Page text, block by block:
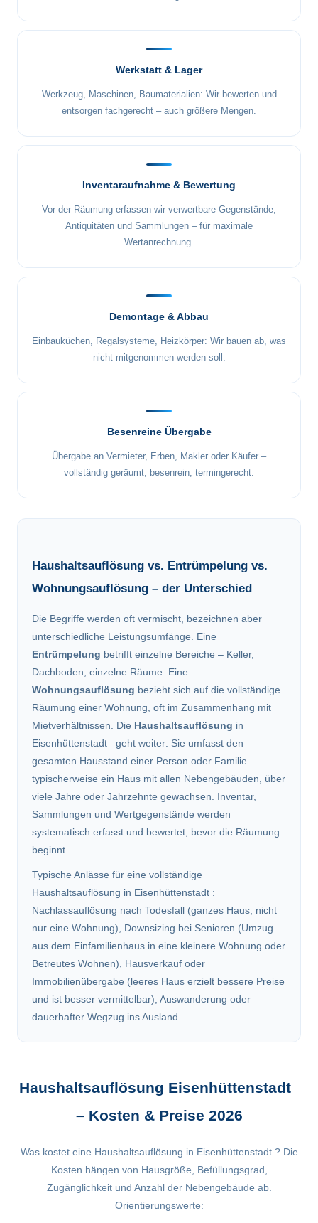
Werkstatt & Lager
Werkzeug, Maschinen, Baumaterialien: Wir bewerten und
entsorgen fachgerecht – auch größere Mengen.
Inventaraufnahme & Bewertung
Vor der Räumung erfassen wir verwertbare Gegenstände,
Antiquitäten und Sammlungen – für maximale
Wertanrechnung.
Demontage & Abbau
Einbauküchen, Regalsysteme, Heizkörper: Wir bauen ab, was
nicht mitgenommen werden soll.
Besenreine Übergabe
Übergabe an Vermieter, Erben, Makler oder Käufer –
vollständig geräumt, besenrein, termingerecht.
Haushaltsauflösung vs. Entrümpelung vs.
Wohnungsauflösung – der Unterschied
Die Begriffe werden oft vermischt, bezeichnen aber
unterschiedliche Leistungsumfänge. Eine
Entrümpelung betrifft einzelne Bereiche – Keller,
Dachboden, einzelne Räume. Eine
Wohnungsauflösung bezieht sich auf die vollständige
Räumung einer Wohnung, oft im Zusammenhang mit
Mietverhältnissen. Die Haushaltsauflösung in
Eisenhüttenstadt geht weiter: Sie umfasst den
gesamten Hausstand einer Person oder Familie –
typischerweise ein Haus mit allen Nebengebäuden, über
viele Jahre oder Jahrzehnte gewachsen. Inventar,
Sammlungen und Wertgegenstände werden
systematisch erfasst und bewertet, bevor die Räumung
beginnt.
Typische Anlässe für eine vollständige
Haushaltsauflösung in Eisenhüttenstadt :
Nachlassauflösung nach Todesfall (ganzes Haus, nicht
nur eine Wohnung), Downsizing bei Senioren (Umzug
aus dem Einfamilienhaus in eine kleinere Wohnung oder
Betreutes Wohnen), Hausverkauf oder
Immobilienübergabe (leeres Haus erzielt bessere Preise
und ist besser vermittelbar), Auswanderung oder
dauerhafter Wegzug ins Ausland.
Haushaltsauflösung Eisenhüttenstadt
– Kosten & Preise 2026
Was kostet eine Haushaltsauflösung in Eisenhüttenstadt ? Die
Kosten hängen von Hausgröße, Befüllungsgrad,
Zugänglichkeit und Anzahl der Nebengebäude ab.
Orientierungswerte: